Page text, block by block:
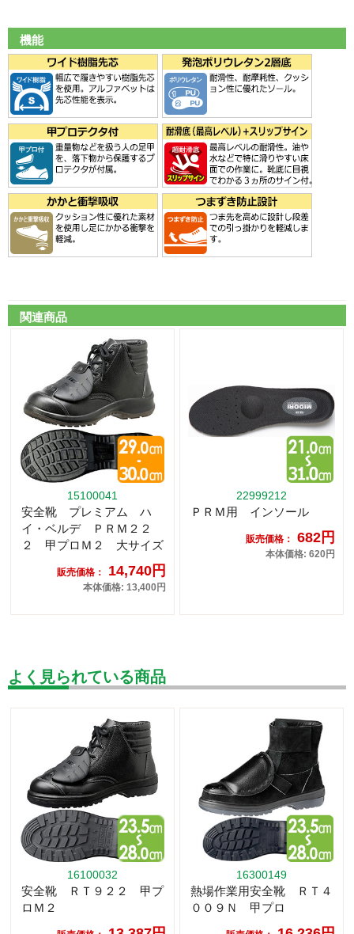
機能
関連商品
15100041
安全靴 プレミアム ハ
イ・ベルデ ＰＲＭ２２
２ 甲プロＭ２ 大サイズ
販売価格： 14,740円
本体価格: 13,400円
22999212
ＰＲＭ用 インソール
販売価格： 682円
本体価格: 620円
よく見られている商品
16100032
安全靴 ＲＴ９２２ 甲プ
ロＭ２
16300149
熱場作業用安全靴 ＲＴ４
００９Ｎ 甲プロ